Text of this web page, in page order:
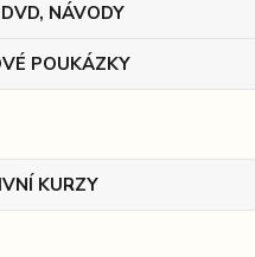
NÁVODY
POUKÁZKY
KURZY